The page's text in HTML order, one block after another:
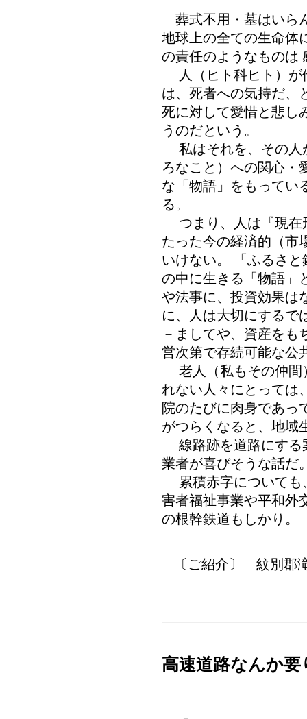
葬式不用・墓はいら
地球上の全ての生命体
の責任のようなものは
人（ヒト科ヒト）が
は、死者への気持だ、
死に対して愛惜と悲し
うのだという。
私はそれを、その人
ろなこと）への関心・
な「物語」をもってい
る。
つまり、人は『現在
たった今の経済的（市
いけない。 「ふるさ
の中に生きる「物語」
や法事に、投資効果は
に、人は大切にする
－ましてや、資産をも
営次第で存続可能な公
老人（私もその仲間
れない人々にとっては
院のたびに肉身であっ
がつらくなると、地域
線路跡を道路にする
業者が喜びそうな話だ
累積赤字についても
害者福祉事業や平和外
の根幹鉄道もしかり。
〔ご紹介〕 紋別郡
高速道路なんか要